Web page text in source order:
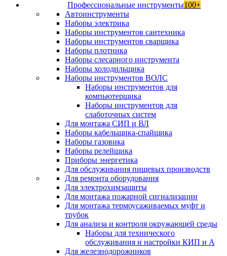
Профессиональные инструменты100+
Автоинструменты
Наборы электрика
Наборы инструментов сантехника
Наборы инструментов сварщика
Наборы плотника
Наборы слесарного инструмента
Наборы холодильщика
Наборы инструментов ВОЛС
Наборы инструментов для
компьютерщика
Наборы инструментов для
слаботочных систем
Для монтажа СИП и ВЛ
Наборы кабельщика-спайщика
Наборы газовика
Наборы релейщика
Приборы энергетика
Для обслуживания пищевых производств
Для ремонта оборудования
Для электрохимзащиты
Для монтажа пожарной сигнализации
Для монтажа термоусаживаемых муфт и
трубок
Для анализа и контроля окружающей среды
Наборы для технического
обслуживания и настройки КИП и А
Для железнодорожников